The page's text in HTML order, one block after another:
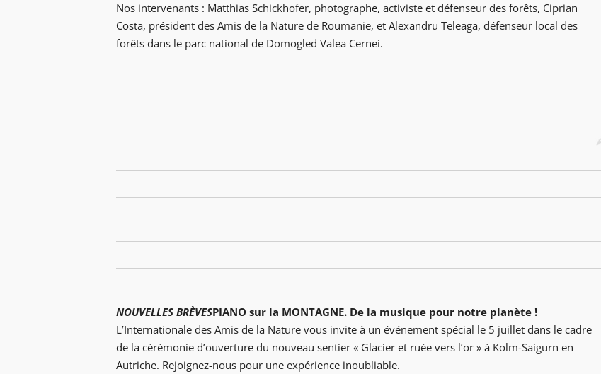
Nos intervenants : Matthias Schickhofer, photographe, activiste et défenseur des forêts, Ciprian
Costa, président des Amis de la Nature de Roumanie, et Alexandru Teleaga, défenseur local des
forêts dans le parc national de Domogled Valea Cernei.
NOUVELLES BRÈVESPIANO sur la MONTAGNE. De la musique pour notre planète !
L’Internationale des Amis de la Nature vous invite à un événement spécial le 5 juillet dans le cadre
de la cérémonie d’ouverture du nouveau sentier « Glacier et ruée vers l’or » à Kolm-Saigurn en
Autriche. Rejoignez-nous pour une expérience inoubliable.